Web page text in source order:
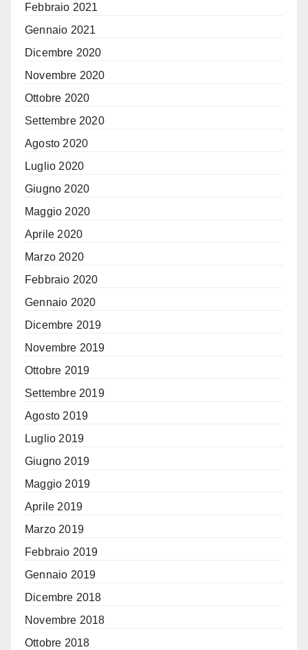
Febbraio 2021
Gennaio 2021
Dicembre 2020
Novembre 2020
Ottobre 2020
Settembre 2020
Agosto 2020
Luglio 2020
Giugno 2020
Maggio 2020
Aprile 2020
Marzo 2020
Febbraio 2020
Gennaio 2020
Dicembre 2019
Novembre 2019
Ottobre 2019
Settembre 2019
Agosto 2019
Luglio 2019
Giugno 2019
Maggio 2019
Aprile 2019
Marzo 2019
Febbraio 2019
Gennaio 2019
Dicembre 2018
Novembre 2018
Ottobre 2018